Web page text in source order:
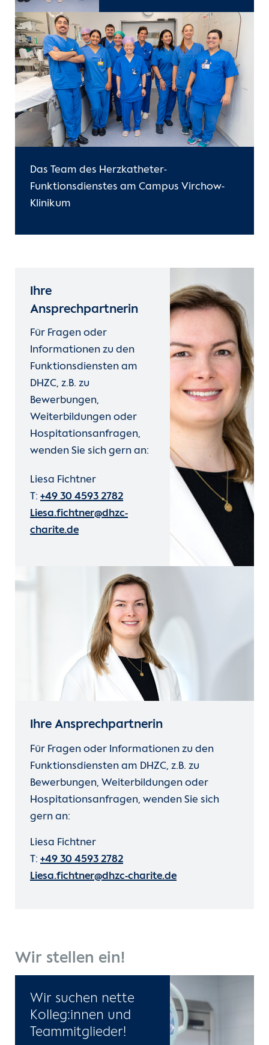
Das Team des Herzkatheter-
Funktionsdienstes am Campus Virchow-
Klinikum
Ihre
Ansprechpartnerin
Für Fragen oder
Informationen zu den
Funktionsdiensten am
DHZC, z.B. zu
Bewerbungen,
Weiterbildungen oder
Hospitationsanfragen,
wenden Sie sich gern an:
Liesa Fichtner
T: +49 30 4593 2782
Liesa.fichtner@dhzc-
charite.de
Ihre Ansprechpartnerin
Für Fragen oder Informationen zu den
Funktionsdiensten am DHZC, z.B. zu
Bewerbungen, Weiterbildungen oder
Hospitationsanfragen, wenden Sie sich
gern an:
Liesa Fichtner
T: +49 30 4593 2782
Liesa.fichtner@dhzc-charite.de
Wir stellen ein!
Wir suchen nette
Kolleg:innen und
Teammitglieder!